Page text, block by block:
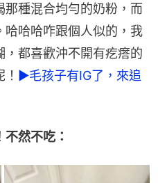
種混合均勻的奶粉，而
哈哈哈咋跟個人似的，我
都喜歡沖不開有疙瘩的
►毛孩子有IG了，來追
然不吃：